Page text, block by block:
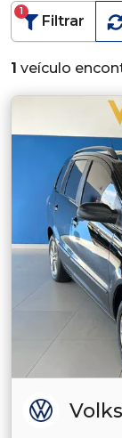
Filtrar
1
1 veículo